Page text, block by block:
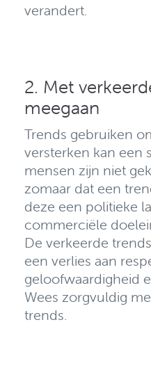
verandert.
2. Met
meegaan
Trends gebruiken
versterken kan een
mensen zijn niet
zomaar dat een
deze een politieke
commerciële
De verkeerde
een verlies aan
geloofwaardigheid
Wees zorgvuldig
trends.